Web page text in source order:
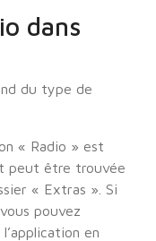
dans
du type de
« Radio » est
peut être trouvée
« Extras ». Si
pouvez
en